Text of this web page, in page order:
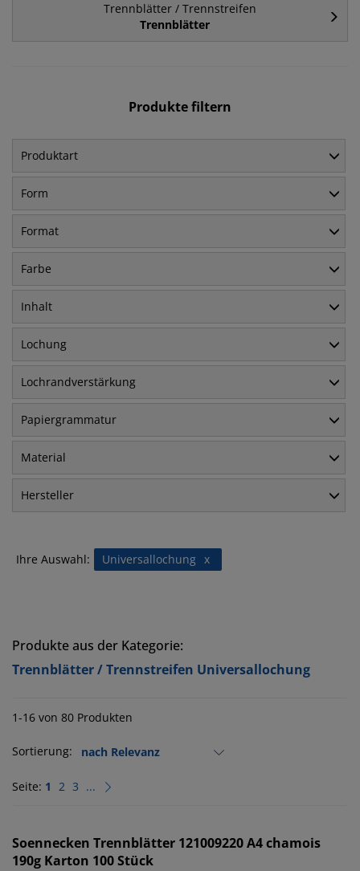
Trennblätter / Trennstreifen
Trennblätter
Produkte filtern
Produktart
Form
Format
Farbe
Inhalt
Lochung
Lochrandverstärkung
Papiergrammatur
Material
Hersteller
Ihre Auswahl: x
Universallochung
Produkte aus der Kategorie:
Trennblätter / Trennstreifen Universallochung
1-16 von 80 Produkten
Sortierung:
Seite: 1 2 3 ...
Soennecken Trennblätter 121009220 A4 chamois
190g Karton 100 Stück